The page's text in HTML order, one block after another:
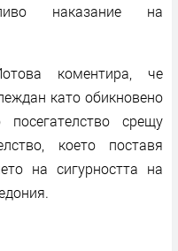
наказание на
коментира, че
като обикновено
срещу
което поставя
на сигурността на